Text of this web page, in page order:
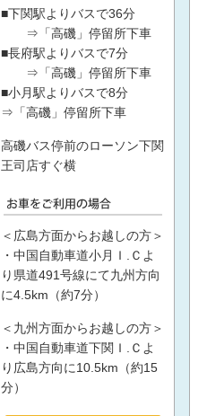
■下関駅よりバスで36分
⇒「高磯」停留所下車
■長府駅よりバスで7分
⇒「高磯」停留所下車
■小月駅よりバスで8分
⇒「高磯」停留所下車
高磯バス停前のローソン下関
王司店すぐ横
＜広島方面からお越しの方＞
・中国自動車道小月Ｉ.Ｃよ
り県道491号線にて九州方向
に4.5km（約7分）
＜九州方面からお越しの方＞
・中国自動車道下関Ｉ.Ｃよ
り広島方向に10.5km（約15
分）